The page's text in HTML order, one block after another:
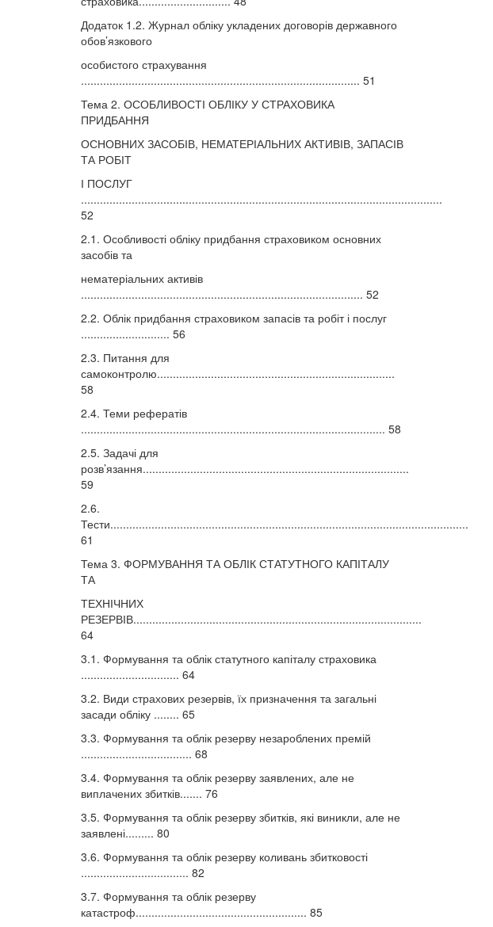
Додаток 1.2. Журнал обліку укладених договорів державного
обов’язкового
особистого страхування
........................................................................................ 51
Тема 2. ОСОБЛИВОСТІ ОБЛІКУ У СТРАХОВИКА
ПРИДБАННЯ
ОСНОВНИХ ЗАСОБІВ, НЕМАТЕРІАЛЬНИХ АКТИВІВ, ЗАПАСІВ
ТА РОБІТ
І ПОСЛУГ
..................................................................................................................
52
2.1. Особливості обліку придбання страховиком основних
засобів та
нематеріальних активів
......................................................................................... 52
2.2. Облік придбання страховиком запасів та робіт і послуг
............................ 56
2.3. Питання для
самоконтролю...........................................................................
58
2.4. Теми рефератів
................................................................................................ 58
2.5. Задачі для
розв’язання....................................................................................
59
2.6.
Тести.................................................................................................................
61
Тема 3. ФОРМУВАННЯ ТА ОБЛІК СТАТУТНОГО КАПІТАЛУ
ТА
ТЕХНІЧНИХ
РЕЗЕРВІВ...........................................................................................
64
3.1. Формування та облік статутного капіталу страховика
............................... 64
3.2. Види страхових резервів, їх призначення та загальні
засади обліку ........ 65
3.3. Формування та облік резерву незароблених премій
................................... 68
3.4. Формування та облік резерву заявлених, але не
виплачених збитків....... 76
3.5. Формування та облік резерву збитків, які виникли, але не
заявлені......... 80
3.6. Формування та облік резерву коливань збитковості
.................................. 82
3.7. Формування та облік резерву
катастроф...................................................... 85